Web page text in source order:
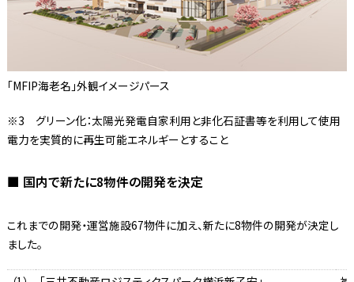
「MFIP海老名」外観イメージパース
※3 グリーン化：太陽光発電自家利用と非化石証書等を利用して使用
電力を実質的に再生可能エネルギーとすること
■ 国内で新たに8物件の開発を決定
これまでの開発・運営施設67物件に加え、新たに8物件の開発が決定し
ました。